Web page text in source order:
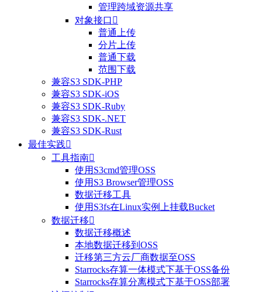
管理跨域资源共享
对象接口 
普通上传
分片上传
普通下载
范围下载
兼容S3 SDK-PHP
兼容S3 SDK-iOS
兼容S3 SDK-Ruby
兼容S3 SDK-.NET
兼容S3 SDK-Rust
最佳实践
工具指南
使用S3cmd管理OSS
使用S3 Browser管理OSS
数据迁移工具
使用S3fs在Linux实例上挂载Bucket
数据迁移
数据迁移概述
本地数据迁移到OSS
迁移第三方云厂商数据至OSS
Starrocks存算一体模式下基于OSS备份
Starrocks存算分离模式下基于OSS部署